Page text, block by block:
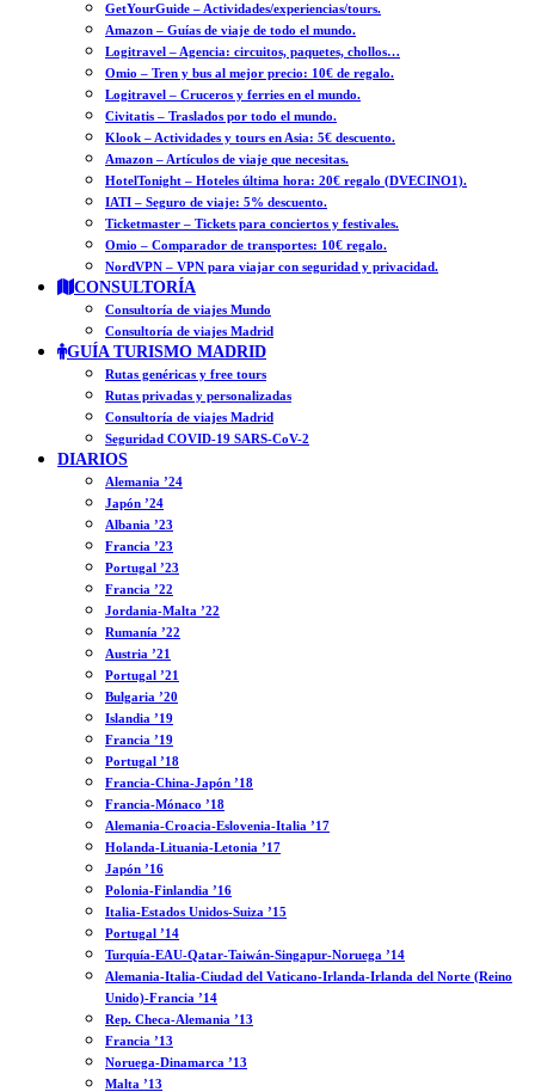
GetYourGuide – Actividades/experiencias/tours.
Amazon – Guías de viaje de todo el mundo.
Logitravel – Agencia: circuitos, paquetes, chollos…
Omio – Tren y bus al mejor precio: 10€ de regalo.
Logitravel – Cruceros y ferries en el mundo.
Civitatis – Traslados por todo el mundo.
Klook – Actividades y tours en Asia: 5€ descuento.
Amazon – Artículos de viaje que necesitas.
HotelTonight – Hoteles última hora: 20€ regalo (DVECINO1).
IATI – Seguro de viaje: 5% descuento.
Ticketmaster – Tickets para conciertos y festivales.
Omio – Comparador de transportes: 10€ regalo.
NordVPN – VPN para viajar con seguridad y privacidad.
CONSULTORÍA
Consultoría de viajes Mundo
Consultoría de viajes Madrid
GUÍA TURISMO MADRID
Rutas genéricas y free tours
Rutas privadas y personalizadas
Consultoría de viajes Madrid
Seguridad COVID-19 SARS-CoV-2
DIARIOS
Alemania ’24
Japón ’24
Albania ’23
Francia ’23
Portugal ’23
Francia ’22
Jordania-Malta ’22
Rumanía ’22
Austria ’21
Portugal ’21
Bulgaria ’20
Islandia ’19
Francia ’19
Portugal ’18
Francia-China-Japón ’18
Francia-Mónaco ’18
Alemania-Croacia-Eslovenia-Italia ’17
Holanda-Lituania-Letonia ’17
Japón ’16
Polonia-Finlandia ’16
Italia-Estados Unidos-Suiza ’15
Portugal ’14
Turquía-EAU-Qatar-Taiwán-Singapur-Noruega ’14
Alemania-Italia-Ciudad del Vaticano-Irlanda-Irlanda del Norte (Reino
Unido)-Francia ’14
Rep. Checa-Alemania ’13
Francia ’13
Noruega-Dinamarca ’13
Malta ’13